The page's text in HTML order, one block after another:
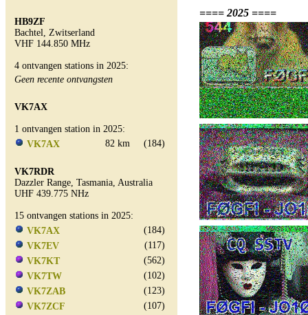
HB9ZF
Bachtel, Zwitserland
VHF 144.850 MHz
4 ontvangen stations in 2025:
Geen recente ontvangsten
VK7AX
1 ontvangen station in 2025:
VK7AX
82 km (184)
VK7RDR
Dazzler Range, Tasmania, Australia
UHF 439.775 NHz
15 ontvangen stations in 2025:
VK7AX
(184)
VK7EV
(117)
VK7KT
(562)
VK7TW
(102)
VK7ZAB
(123)
VK7ZCF
(107)
==== 2025 ====